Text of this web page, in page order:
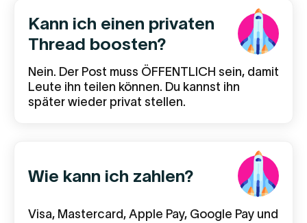
Kann ich einen privaten
Thread boosten?
Nein. Der Post muss ÖFFENTLICH sein, damit
Leute ihn teilen können. Du kannst ihn
später wieder privat stellen.
Wie kann ich zahlen?
Visa, Mastercard, Apple Pay, Google Pay und